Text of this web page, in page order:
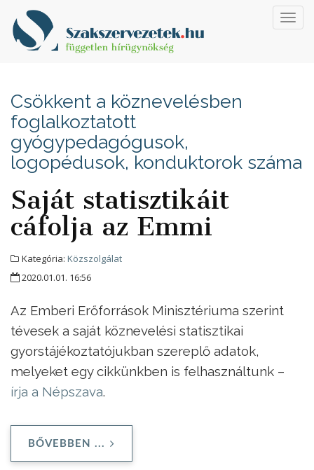
Csökkent a köznevelésben
foglalkoztatott
gyógypedagógusok,
logopédusok, konduktorok száma
Saját statisztikáit
cáfolja az Emmi
Kategória: Közszolgálat
2020.01.01. 16:56
Az Emberi Erőforrások Minisztériuma szerint
tévesek a saját köznevelési statisztikai
gyorstájékoztatójukban szereplő adatok,
melyeket egy cikkünkben is felhasználtunk –
írja a Népszava.
BŐVEBBEN ...